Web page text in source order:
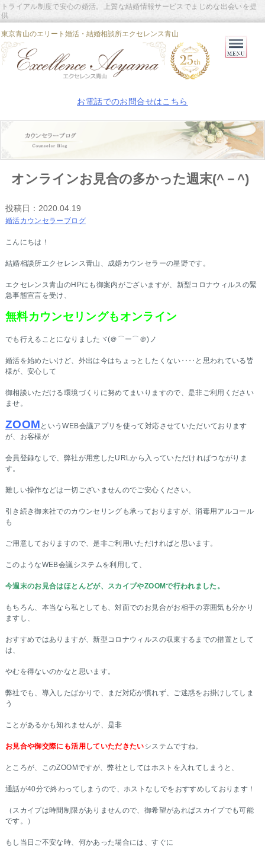
東京青山のエリート婚活・結婚相談所エクセレンス青山
トライアル制度で安心の婚活。上質な結婚情報サービスでまじめな出会いを提
供
お電話でのお問合せはこちら
オンラインお見合の多かった週末(^－^)
投稿日： 2020.04.19
婚活カウンセラーブログ
こんにちは！
結婚相談所エクセレンス青山、成婚カウンセラーの星野です。
エクセレンス青山のHPにも御案内がございますが、新型コロナウィルスの緊
急事態宣言を受け、
無料カウンセリングもオンライン
でも行えることになりましたヾ(＠⌒ー⌒＠)ノ
婚活を始めたいけど、外出は今はちょっとしたくない‥‥と思われている皆
様が、安心して
御相談いただける環境づくりに努めてまいりますので、是非ご利用ください
ませ。
ZOOM というWEB会議アプリを使って対応させていただいております
が、お客様が
会員登録なしで、弊社が用意したURLから入っていただければつながりま
す。
難しい操作などは一切ございませんのでご安心ください。
引き続き御来社でのカウンセリングも承っておりますが、消毒用アルコール
も
ご用意しておりますので、是非ご利用いただければと思います。
このようなWEB会議システムを利用して、
今週末のお見合はほとんどが、スカイプやZOOMで行われました。
もちろん、本当なら私としても、対面でのお見合がお相手の雰囲気も分かり
ますし、
おすすめではありますが、新型コロナウィルスの収束するまでの措置として
は、
やむを得ないのかなと思います。
弊社でも、導入したばかりで、まだ対応が慣れず、ご迷惑をお掛けしてしま
う
ことがあるかも知れませんが、是非
お見合や御交際にも活用していただきたいシステムですね。
ところが、このZOOMですが、弊社としてはホストを入れてしまうと、
通話が40分で終わってしまうので、ホストなしでをおすすめしております！
（スカイプは時間制限がありませんので、御希望があればスカイプでも可能
です。）
もし当日ご不安な時、何かあった場合には、すぐに